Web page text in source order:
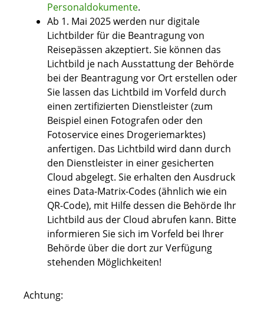
Personaldokumente.
Ab 1. Mai 2025 werden nur digitale
Lichtbilder für die Beantragung von
Reisepässen akzeptiert. Sie können das
Lichtbild je nach Ausstattung der Behörde
bei der Beantragung vor Ort erstellen oder
Sie lassen das Lichtbild im Vorfeld durch
einen zertifizierten Dienstleister (zum
Beispiel einen Fotografen oder den
Fotoservice eines Drogeriemarktes)
anfertigen. Das Lichtbild wird dann durch
den Dienstleister in einer gesicherten
Cloud abgelegt. Sie erhalten den Ausdruck
eines Data-Matrix-Codes (ähnlich wie ein
QR-Code), mit Hilfe dessen die Behörde Ihr
Lichtbild aus der Cloud abrufen kann. Bitte
informieren Sie sich im Vorfeld bei Ihrer
Behörde über die dort zur Verfügung
stehenden Möglichkeiten!
Achtung: